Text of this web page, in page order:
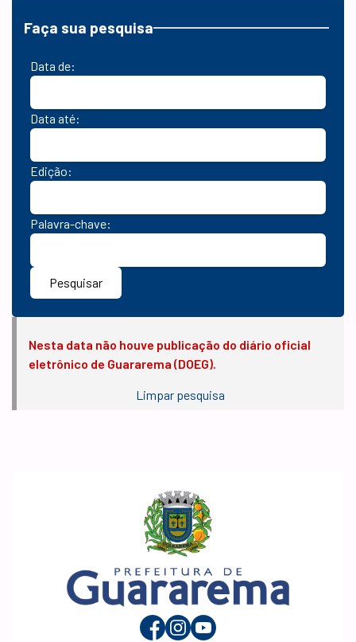
Faça sua pesquisa
Data de:
Data até:
Edição:
Palavra-chave:
Pesquisar
Nesta data não houve publicação do diário oficial
eletrônico de Guararema (DOEG).
Limpar pesquisa